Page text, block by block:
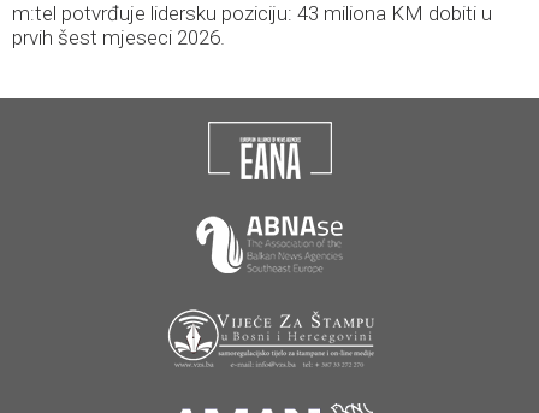
m:tel potvrđuje lidersku poziciju: 43 miliona KM dobiti u
prvih šest mjeseci 2026.